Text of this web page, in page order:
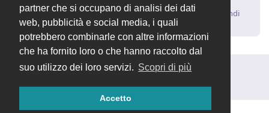
partner che si occupano di analisi dei dati
web, pubblicità e social media, i quali
potrebbero combinarle con altre informazioni
che ha fornito loro o che hanno raccolto dal
suo utilizzo dei loro servizi. Scopri di più
Accetto
Rispondi
Rispondi alla discussione...